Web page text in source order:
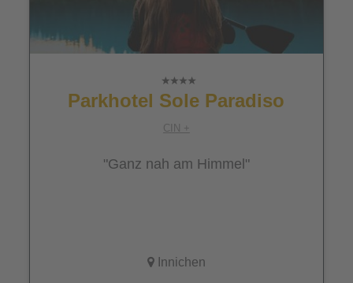
Parkhotel Sole Paradiso
CIN +
"Ganz nah am Himmel"
Innichen